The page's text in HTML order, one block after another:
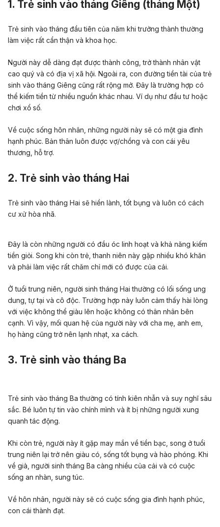
1. Trẻ sinh vào tháng Giêng (tháng Một)
Trẻ sinh vào tháng đầu tiên của năm khi trưởng thành thường
làm việc rất cẩn thận và khoa học.
Người này dễ dàng đạt đượcthành công , trở thành nhân vật
cao quý và có địa vị xã hội. Ngoài ra, con đườngtiền tài của trẻ
sinh vào tháng Giêng cũng rất rộng mở. Đây là trường hợp có
thể kiếm tiền từ nhiều nguồn khác nhau. Ví dụ như đầu tư hoặc
chơi xổ số.
Về cuộc sống hôn nhân, những người này sẽ có một gia đình
hạnh phúc. Bản thân luôn được vợ/chồng và con cái yêu
thương, hỗ trợ.
2. Trẻ sinh vào tháng Hai
Trẻ sinh vào tháng Hai sẽ hiền lành, tốt bụng và luôn có cách
cư xử hòa nhã.
Đây là còn những người có đầu óc linh hoạt và khả năng kiếm
tiền giỏi. Song khi còn trẻ, thanh niên này gặp nhiều khó khăn
và phải làm việc rất chăm chỉ mới có được của cải.
Ở tuổi trung niên, người sinh tháng Hai thường có lối sống ung
dung, tự tại và cô độc. Trường hợp này luôn cảm thấy hài lòng
với việc không thể giàu lên hoặc không có thân nhân bên
cạnh. Vì vậy, mối quan hệ của người này với cha mẹ, anh em,
họ hàng cũng trở nên lạnh nhạt, xa cách.
3. Trẻ sinh vào tháng Ba
Trẻ sinh vào tháng Ba thường có tính kiên nhẫn và suy nghĩ sâu
sắc. Bé luôn tự tin vào chính mình và ít bị những người xung
quanh tác động.
Khi còn trẻ người này ít gặp may mắn về tiền bạc, song ở tuổi
trung niên lại trở nên giàu có, sống tốt bụng và hào phóng. Khi
về già, người sinh tháng Ba càng nhiều của cải và có cuộc
sống an nhàn, sung túc.
Về hôn nhân, người này sẽ có cuộc sống gia đình hạnh phúc
con cái thành đạt.